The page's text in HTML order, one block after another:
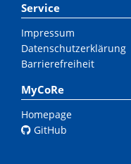
Service
Impressum
Datenschutzerklärung
Barrierefreiheit
MyCoRe
Homepage
GitHub